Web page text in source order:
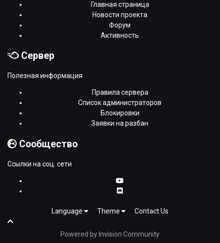
Главная страница
Новости проекта
Форум
Активность
Сервер
Полезная информация
Правила сервера
Список администраторов
Блокировки
Заявки на разбан
Сообщество
Ссылки на соц. сети
Language Theme Contact Us
Powered by Invision Community